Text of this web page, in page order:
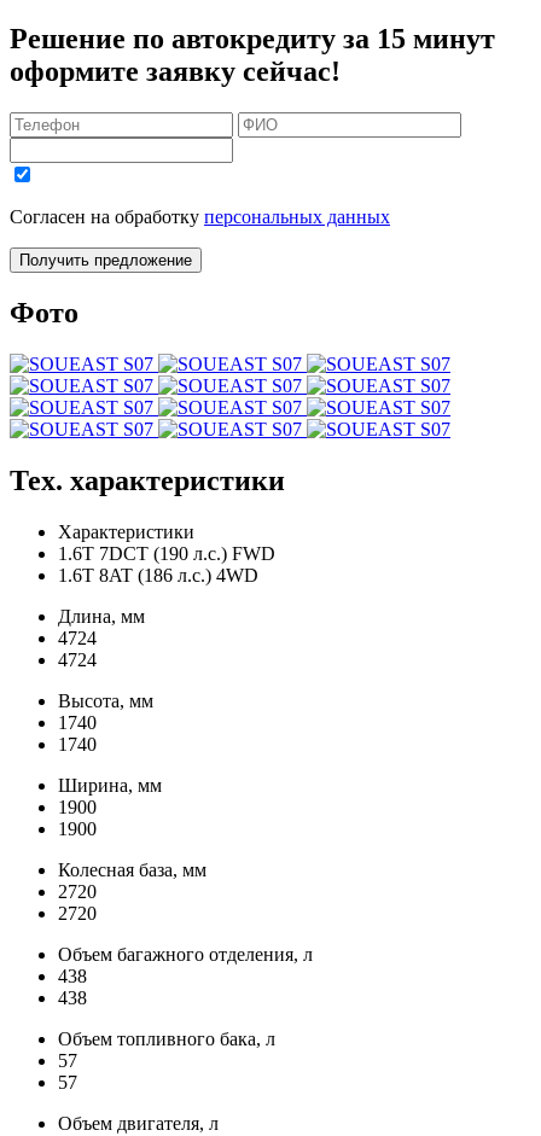
Решение по автокредиту за 15 минут
оформите заявку сейчас!
Согласен на обработку персональных данных
Получить предложение
Фото
Тех. характеристики
Характеристики
1.6T 7DCT (190 л.с.) FWD
1.6T 8AT (186 л.с.) 4WD
Длина, мм
4724
4724
Высота, мм
1740
1740
Ширина, мм
1900
1900
Колесная база, мм
2720
2720
Объем багажного отделения, л
438
438
Объем топливного бака, л
57
57
Объем двигателя, л